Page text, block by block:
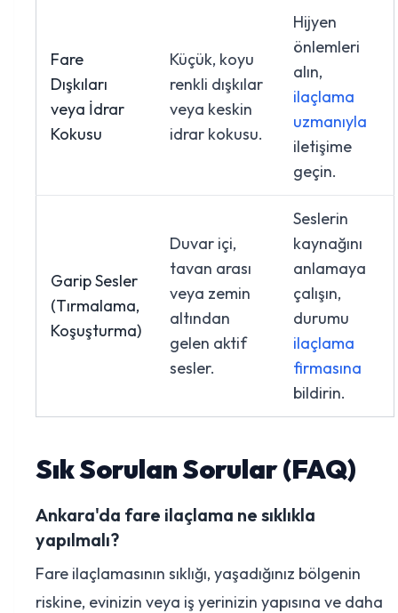
Fare
Dışkıları
veya İdrar
Kokusu
Küçük, koyu
renkli dışkılar
veya keskin
idrar kokusu.
Hijyen
önlemleri
alın,
ilaçlama
uzmanıyla
iletişime
geçin.
Garip Sesler
(Tırmalama,
Koşuşturma)
Duvar içi,
tavan arası
veya zemin
altından
gelen aktif
sesler.
Seslerin
kaynağını
anlamaya
çalışın,
durumu
ilaçlama
firmasına
bildirin.
Sık Sorulan Sorular (FAQ)
Ankara'da fare ilaçlama ne sıklıkla
yapılmalı?
Fare ilaçlamasının sıklığı, yaşadığınız bölgenin
riskine, evinizin veya iş yerinizin yapısına ve daha